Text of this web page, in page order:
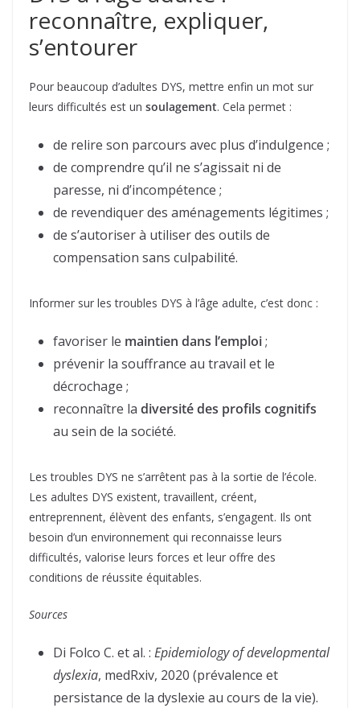
reconnaître, expliquer,
s’entourer
Pour beaucoup d’adultes DYS, mettre enfin un mot sur
leurs difficultés est un soulagement. Cela permet :
de relire son parcours avec plus d’indulgence ;
de comprendre qu’il ne s’agissait ni de
paresse, ni d’incompétence ;
de revendiquer des aménagements légitimes ;
de s’autoriser à utiliser des outils de
compensation sans culpabilité.
Informer sur les troubles DYS à l’âge adulte, c’est donc :
favoriser le maintien dans l’emploi;
prévenir la souffrance au travail et le
décrochage ;
reconnaître la diversité des profils cognitifs
au sein de la société.
Les troubles DYS ne s’arrêtent pas à la sortie de l’école.
Les adultes DYS existent, travaillent, créent,
entreprennent, élèvent des enfants, s’engagent. Ils ont
besoin d’un environnement qui reconnaisse leurs
difficultés, valorise leurs forces et leur offre des
conditions de réussite équitables.
Sources
Di Folco C. et al. : Epidemiology of developmental
dyslexia, medRxiv, 2020 (prévalence et
persistance de la dyslexie au cours de la vie).